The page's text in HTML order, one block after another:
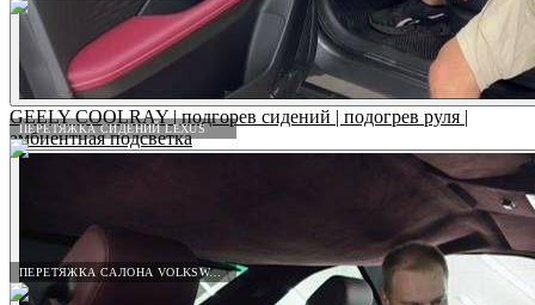
ПЕРЕТЯЖКА СИДЕНИЙ LEXUS
ПЕРЕТЯЖКА САЛОНА VOLKSWAGEN
GEELY COOLRAY | подгорев сидений | подогрев руля |
амбиентная подсветка